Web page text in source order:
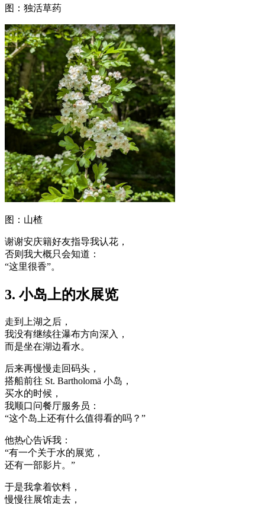
图：独活草药
图：山楂
谢谢安庆籍好友指导我认花，
否则我大概只会知道：
“这里很香”。
3. 小岛上的水展览
走到上湖之后，
我没有继续往瀑布方向深入，
而是坐在湖边看水。
后来再慢慢走回码头，
搭船前往 St. Bartholomä 小岛，
买水的时候，
我顺口问餐厅服务员：
“这个岛上还有什么值得看的吗？”
他热心告诉我：
“有一个关于水的展览，
还有一部影片。”
于是我拿着饮料，
慢慢往展馆走去，